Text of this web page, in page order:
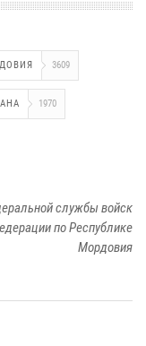
3609
1970
службы войск
по Республике
Мордовия